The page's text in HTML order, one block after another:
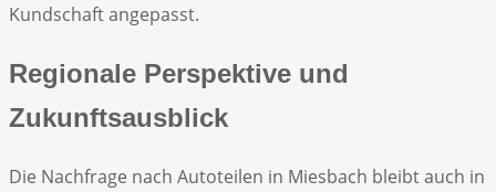
Kundschaft angepasst.
Regionale Perspektive und
Zukunftsausblick
Die Nachfrage nach Autoteilen in Miesbach bleibt auch in